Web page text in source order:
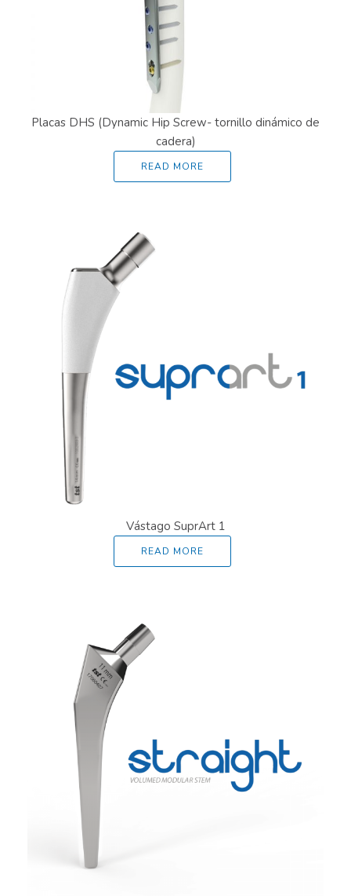
Placas DHS (Dynamic Hip Screw- tornillo dinámico de
cadera)
READ MORE
Vástago SuprArt 1
READ MORE